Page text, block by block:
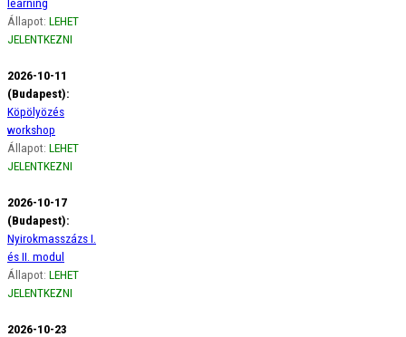
Állapot: LEHET
JELENTKEZNI
2026-10-11
(Budapest):
Köpölyözés
workshop
Állapot: LEHET
JELENTKEZNI
2026-10-17
(Budapest):
Nyirokmasszázs I.
és II. modul
Állapot: LEHET
JELENTKEZNI
2026-10-23